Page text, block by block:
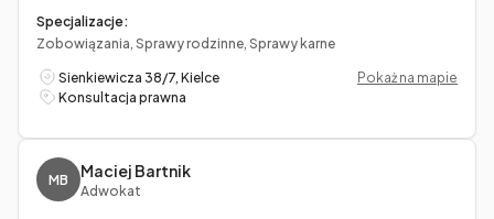
Specjalizacje:
Zobowiązania, Sprawy rodzinne, Sprawy karne
Sienkiewicza 38/7, Kielce
Pokaż na mapie
Konsultacja prawna
MB Maciej Bartnik
Adwokat